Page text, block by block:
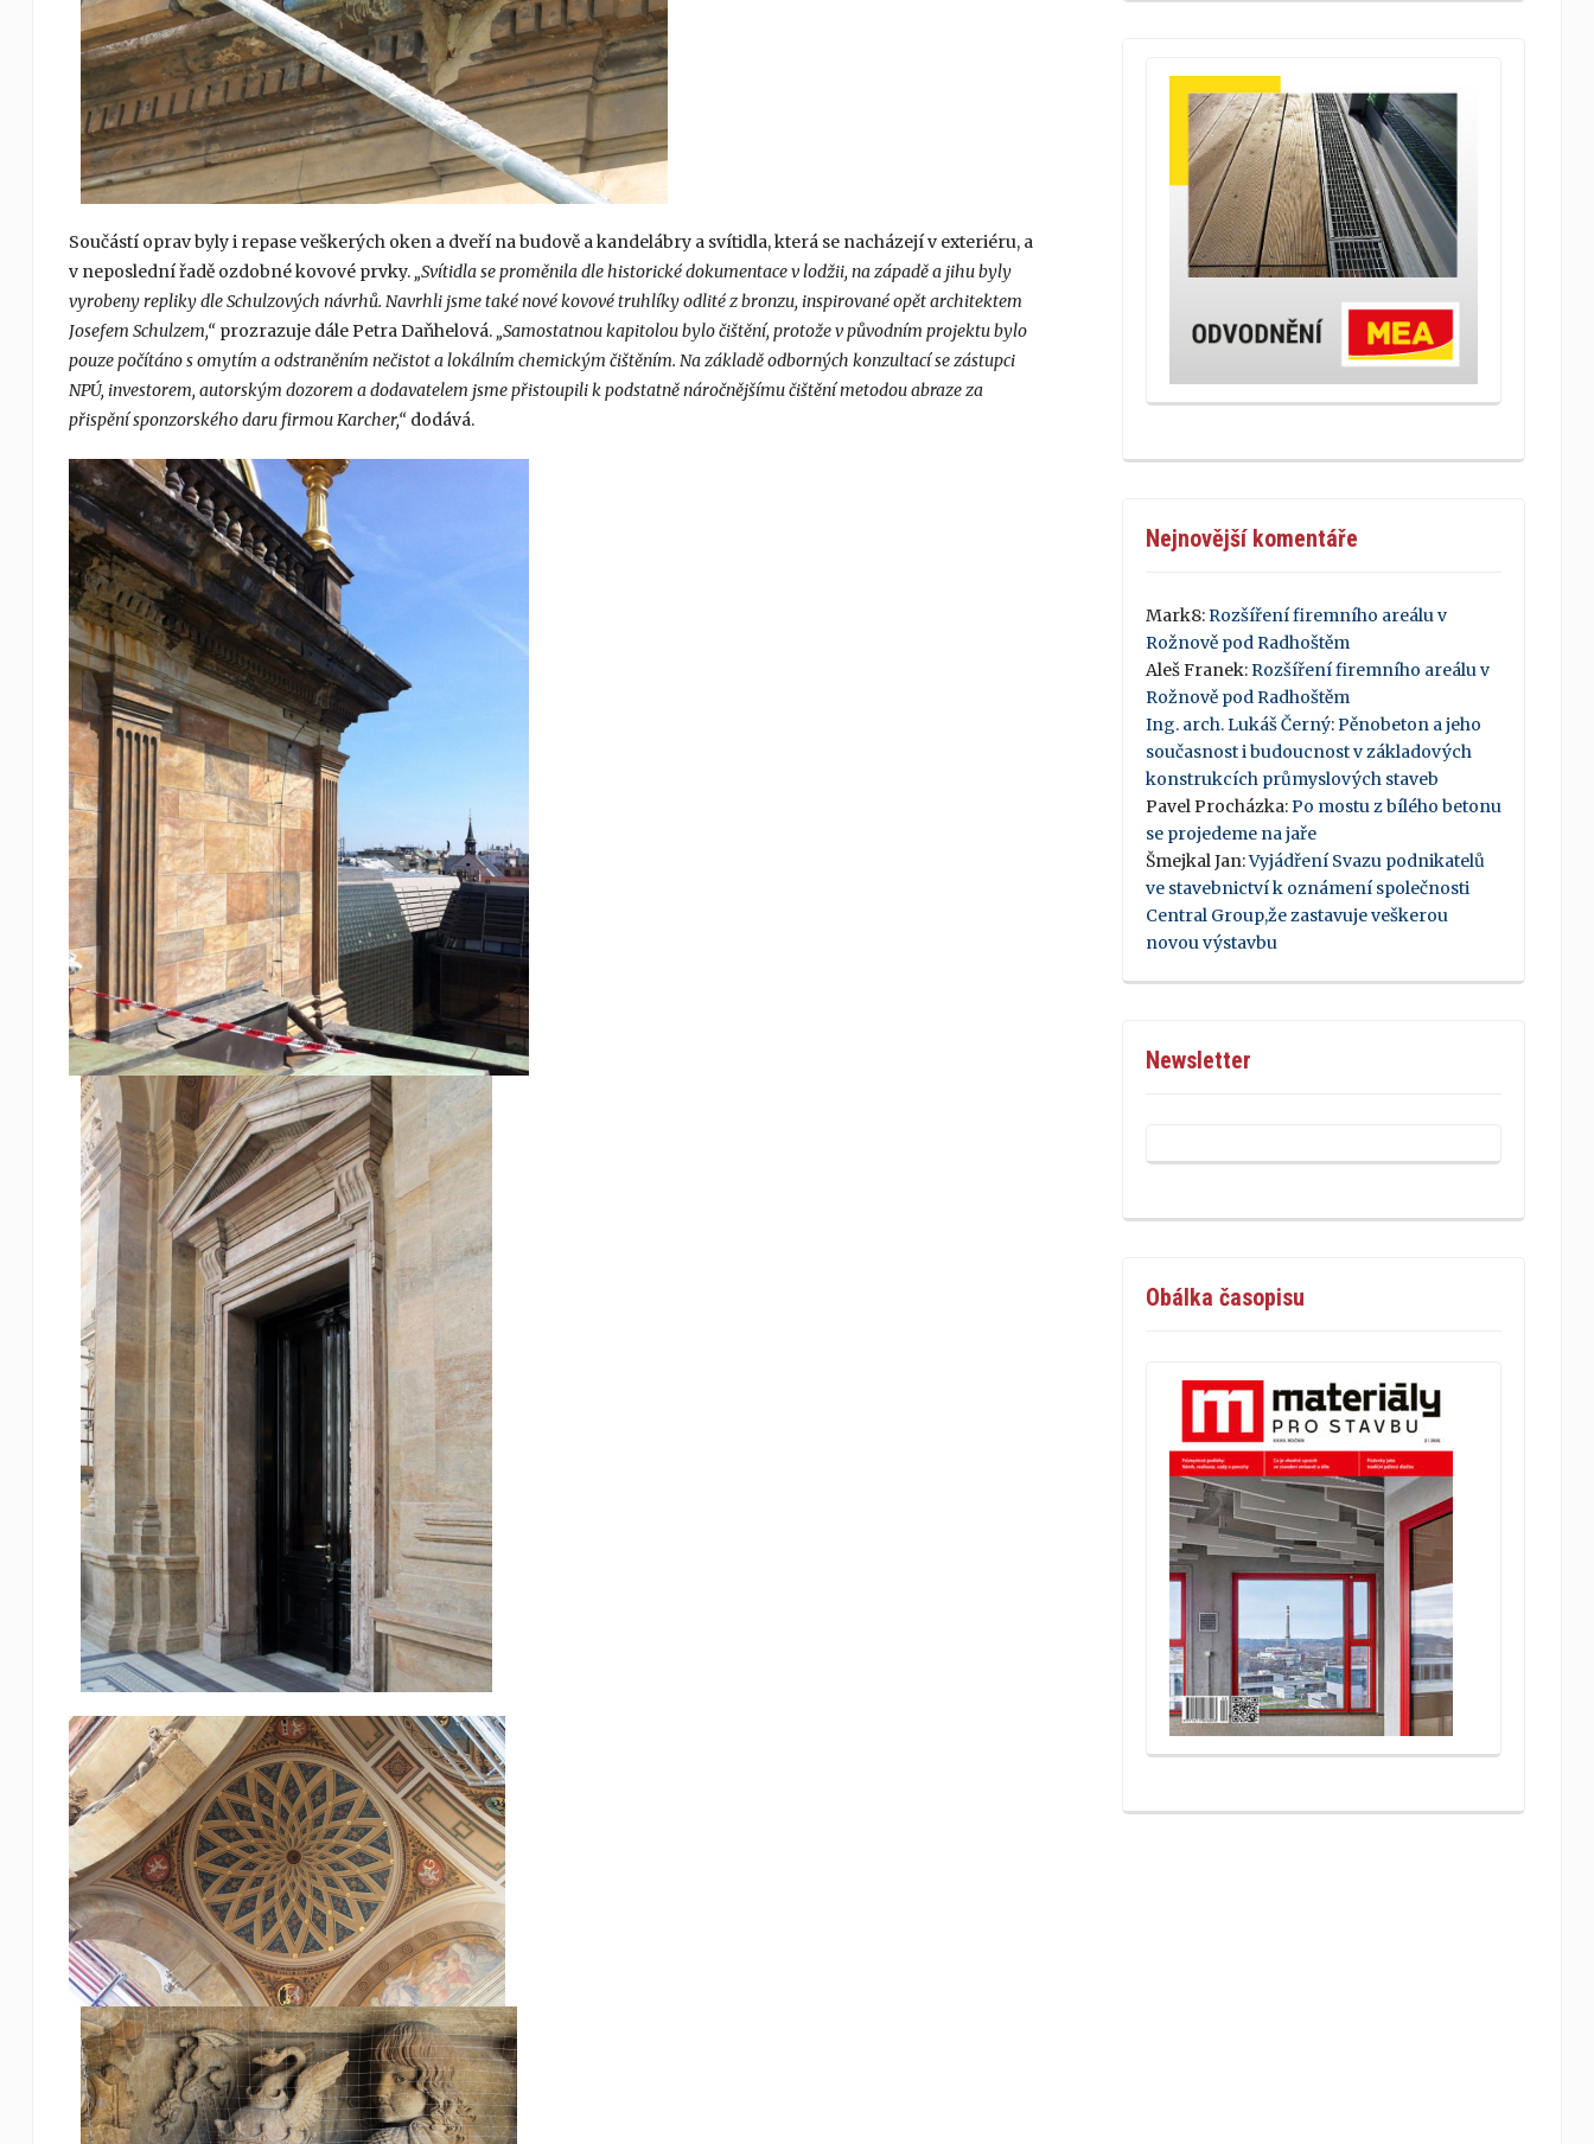
Součástí oprav byly i repase veškerých oken a dveří na budově a kandelábry a svítidla, která se nacházejí v exteriéru, a
v neposlední řadě ozdobné kovové prvky. „Svítidla se proměnila dle historické dokumentace v lodžii, na západě a jihu byly
vyrobeny repliky dle Schulzových návrhů. Navrhli jsme také nové kovové truhlíky odlité z bronzu, inspirované opět architektem
Josefem Schulzem,“ prozrazuje dále Petra Daňhelová. „Samostatnou kapitolou bylo čištění, protože v původním projektu bylo
pouze počítáno s omytím a odstraněním nečistot a lokálním chemickým čištěním. Na základě odborných konzultací se zástupci
NPÚ, investorem, autorským dozorem a dodavatelem jsme přistoupili k podstatně náročnějšímu čištění metodou abraze za
přispění sponzorského daru firmou Karcher,“ dodává.
Nejnovější komentáře
Mark8:Rozšíření firemního areálu v
Rožnově pod Radhoštěm
Aleš Franek:Rozšíření firemního areálu v
Rožnově pod Radhoštěm
Ing. arch. Lukáš Černý:Pěnobeton a jeho
současnost i budoucnost v základových
konstrukcích průmyslových staveb
Pavel Procházka:Po mostu z bílého betonu
se projedeme na jaře
Šmejkal Jan:Vyjádření Svazu podnikatelů
ve stavebnictví k oznámení společnosti
Central Group,že zastavuje veškerou
novou výstavbu
Newsletter
Obálka časopisu